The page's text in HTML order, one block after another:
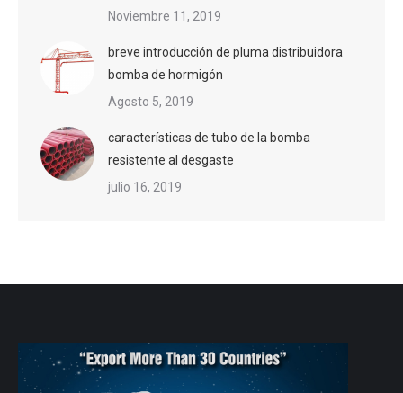
Noviembre 11, 2019
breve introducción de pluma distribuidora
bomba de hormigón
Agosto 5, 2019
características de tubo de la bomba
resistente al desgaste
julio 16, 2019